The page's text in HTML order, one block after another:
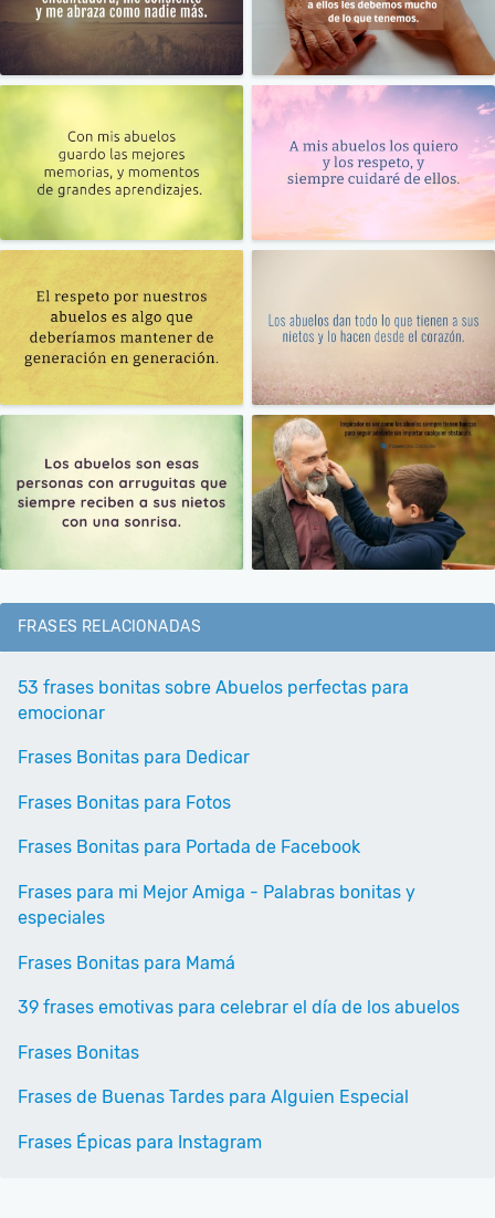
FRASES RELACIONADAS
53 frases bonitas sobre Abuelos perfectas para
emocionar
Frases Bonitas para Dedicar
Frases Bonitas para Fotos
Frases Bonitas para Portada de Facebook
Frases para mi Mejor Amiga - Palabras bonitas y
especiales
Frases Bonitas para Mamá
39 frases emotivas para celebrar el día de los abuelos
Frases Bonitas
Frases de Buenas Tardes para Alguien Especial
Frases Épicas para Instagram